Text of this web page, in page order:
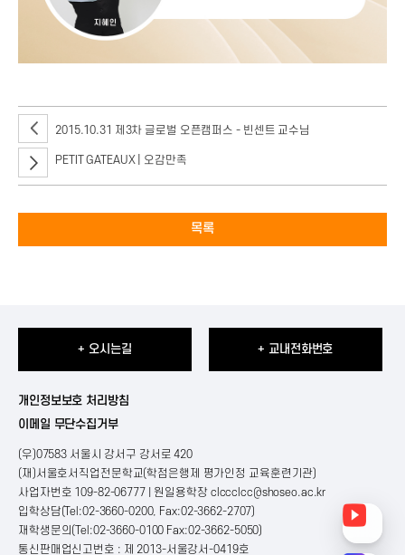
2015.10.31 제3차 글로벌 오픈캠퍼스 - 빈센트 교수님
PETIT GATEAUX | 오감만족
목록
+ 오시는길 + 교내전화번호
개인정보보호 처리방침
이메일 무단수집거부
(우)07583 서울시 강서구 강서로 420
(재)서울호서직업전문학교(학점은행제 평가인정 교육훈련기관)
사업자번호 109-82-06777 | 원일용학장 clccclcc@shoseo.ac.kr
입학상담(Tel:02-3660-0200, Fax:02-3662-2707)
재학생문의(Tel:02-3660-0100 Fax:02-3662-5050)
통신판매업신고번호 : 제 2013-서울강서-0419호